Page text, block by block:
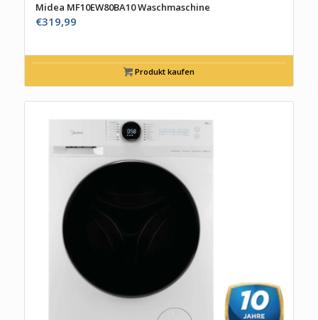
Midea MF10EW80BA10 Waschmaschine
€319,99
Produkt kaufen